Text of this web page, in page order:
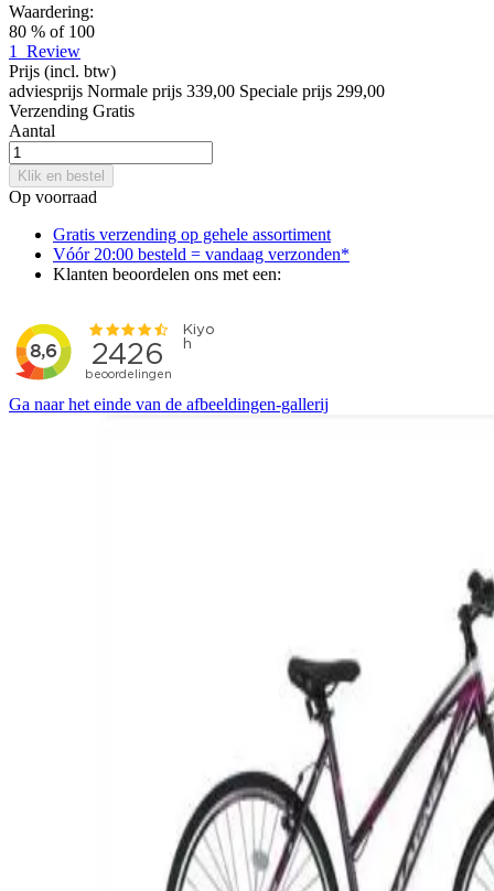
Waardering:
80 % of 100
1
Review
Prijs (incl. btw)
adviesprijs Normale prijs 339,00 Speciale prijs 299,00
Verzending Gratis
Aantal
Klik en bestel
Op voorraad
Gratis verzending op gehele assortiment
Vóór 20:00 besteld = vandaag verzonden*
Klanten beoordelen ons met een:
Ga naar het einde van de afbeeldingen-gallerij